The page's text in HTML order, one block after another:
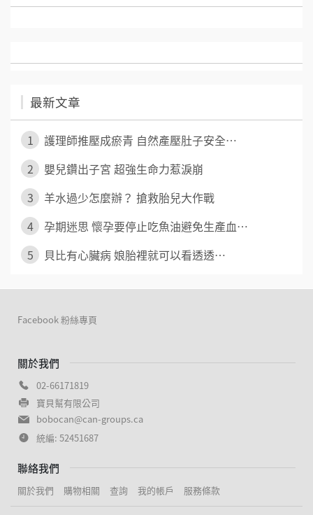
最新文章
1
護理師推壓成瘀青 自然產壓肚子安全⋯
2
嬰兒鑽出子宮 超強生命力惹淚崩
3
羊水過少怎麼辦？ 搶救胎兒大作戰
4
孕期迷思 懷孕要停止吃魚油避免生產血⋯
5
貝比有心臟病 娘胎裡就可以看透透⋯
關於我們
02-66171819
寶貝幫有限公司
bobocan@can-groups.ca
統編: 52451687
聯絡我們
關於我們 購物相關 查詢 我的帳戶 服務條款
Facebook 粉絲專頁